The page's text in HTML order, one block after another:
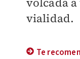
vialidad.
Te